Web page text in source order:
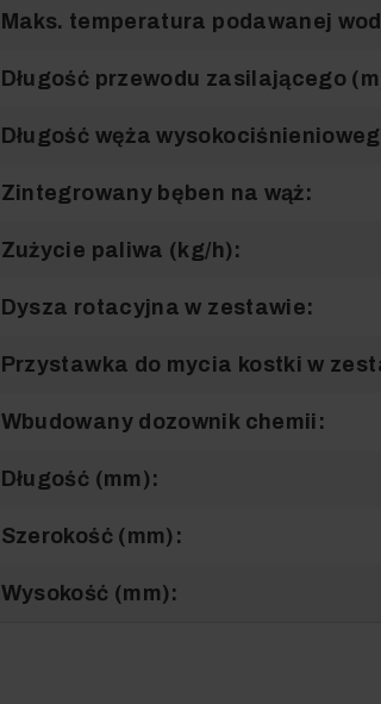
Maks. temperatura podawanej
Długość przewodu zasilającego
Długość węża
Zintegrowany bęben na wąż:
Zużycie paliwa (kg/h):
Dysza rotacyjna w zestawie:
Przystawka do mycia kostki w
Wbudowany dozownik chemii:
Długość (mm):
Szerokość (mm):
Wysokość (mm):